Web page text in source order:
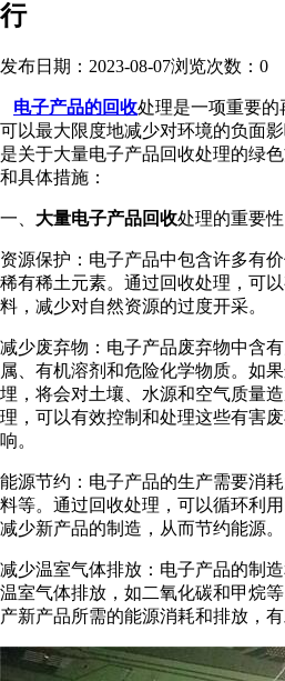
行
发布日期：2023-08-07浏览次数： 0
电子产品的回收处理是一项重要的
可以最大限度地减少对环境的负面
是关于大量电子产品回收处理的绿
和具体措施：
一、 大量电子产品回收处理的重要性
资源保护：电子产品中包含许多有
稀有稀土元素。通过回收处理，可
料，减少对自然资源的过度开采。
减少废弃物：电子产品废弃物中含
属、有机溶剂和危险化学物质。如
埋，将会对土壤、水源和空气质量
理，可以有效控制和处理这些有害
响。
能源节约：电子产品的生产需要消
料等。通过回收处理，可以循环利
减少新产品的制造，从而节约能源。
减少温室气体排放：电子产品的制
温室气体排放，如二氧化碳和甲烷
产新产品所需的能源消耗和排放，